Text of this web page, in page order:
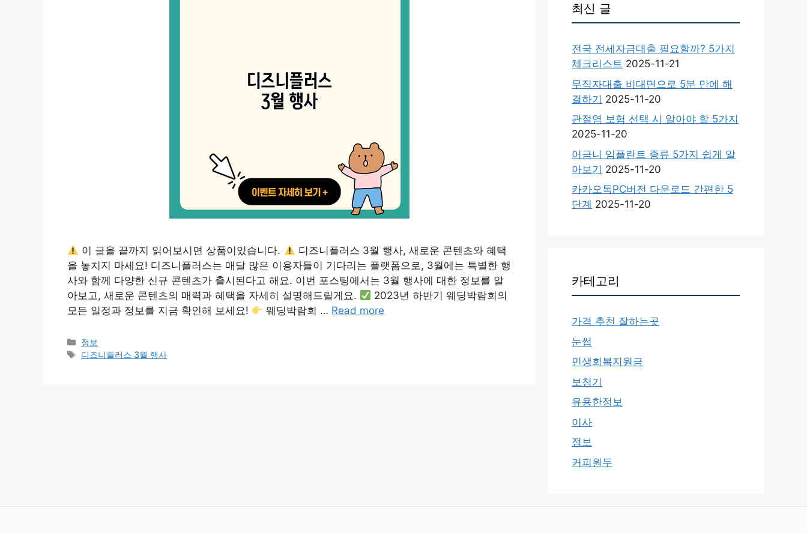
이 글을 끝까지 읽어보시면 상품이있습니다.
디즈니플러스 3월 행사, 새로운 콘텐츠와 혜택
을 놓치지 마세요! 디즈니플러스는 매달 많은 이용자들이 기다리는 플랫폼으로, 3월에는 특별한 행
사와 함께 다양한 신규 콘텐츠가 출시된다고 해요. 이번 포스팅에서는 3월 행사에 대한 정보를 알
아보고, 새로운 콘텐츠의 매력과 혜택을 자세히 설명해드릴게요.
2023년 하반기 웨딩박람회의
모든 일정과 정보를 지금 확인해 보세요!
웨딩박람회 … Read more
카
테
정보
태
디즈니플러스 3월 행사
최신 글
전국 전세자금대출 필요할까? 5가지
체크리스트 2025-11-21
무직자대출 비대면으로 5분 만에 해
결하기 2025-11-20
관절염 보험 선택 시 알아야 할 5가지
2025-11-20
어금니 임플란트 종류 5가지 쉽게 알
아보기 2025-11-20
카카오톡PC버전 다운로드 간편한 5
단계 2025-11-20
카테고리
가격 추천 잘하는곳
눈썹
민생회복지원금
보청기
유용한정보
이사
정보
커피원두